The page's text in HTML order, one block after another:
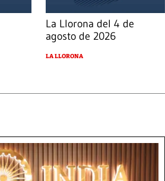
La Llorona del 4 de
agosto de 2026
LA LLORONA